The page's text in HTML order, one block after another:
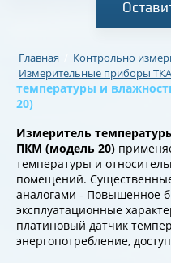
Главная Контрольно
Измерительные приборы
температуры и
20)
Измеритель
ПКМ (модель 20)
температуры и
помещений.
аналогами - Повышенное
эксплуатационные
платиновый датчик
энергопотребление,